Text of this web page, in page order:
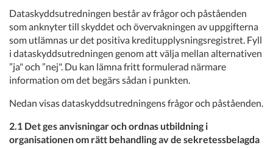
Dataskyddsutredningen består av frågor och påståenden
som anknyter till skyddet och övervakningen av uppgifterna
som utlämnas ur det positiva kreditupplysningsregistret. Fyll
i dataskyddsutredningen genom att välja mellan alternativen
”ja" och ”nej". Du kan lämna fritt formulerad närmare
information om det begärs sådan i punkten.
Nedan visas dataskyddsutredningens frågor och påståenden.
2.1 Det ges anvisningar och ordnas utbildning i
organisationen om rätt behandling av de sekretessbelagda